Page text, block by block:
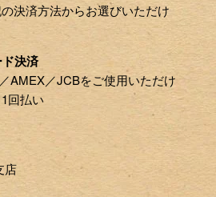
決済方法からお選びいただけ
決済
AMEX／JCBをご使用いただけ
回払い
店